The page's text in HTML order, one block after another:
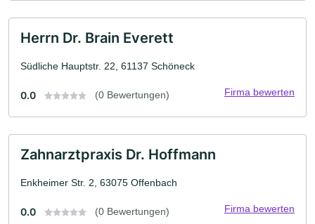
Herrn Dr. Brain Everett
Südliche Hauptstr. 22, 61137 Schöneck
0.0 (0 Bewertungen) Firma bewerten
Zahnarztpraxis Dr. Hoffmann
Enkheimer Str. 2, 63075 Offenbach
0.0 (0 Bewertungen) Firma bewerten